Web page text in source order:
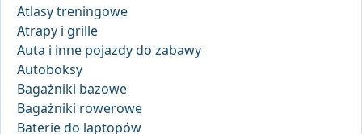
Atlasy treningowe
Atrapy i grille
Auta i inne pojazdy do zabawy
Autoboksy
Bagażniki bazowe
Bagażniki rowerowe
Baterie do laptopów